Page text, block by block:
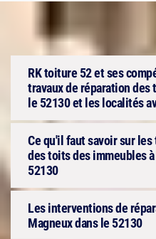
RK toiture 52 et ses
travaux de réparation des
le 52130 et les localités
Ce qu'il faut savoir sur
des toits des immeubles
52130
Les interventions de
Magneux dans le 52130